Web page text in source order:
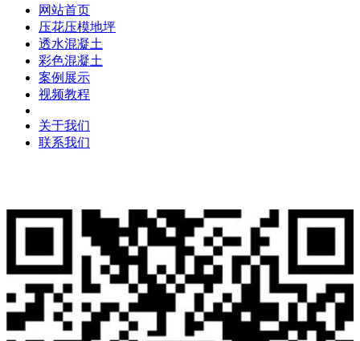
网站首页
压花压模地坪
透水混凝土
彩色混凝土
案例展示
视频教程
关于我们
联系我们